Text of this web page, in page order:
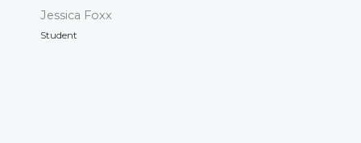
Jessica Foxx
Student